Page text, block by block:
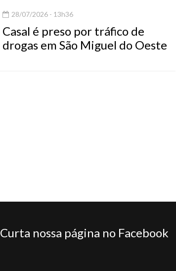
28/07/2026 - 13h36
Casal é preso por tráfico de
drogas em São Miguel do Oeste
Curta nossa página no Facebook